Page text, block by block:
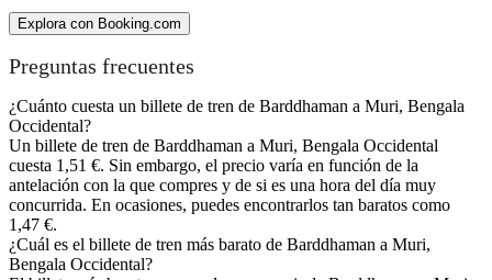
Explora con Booking.com
Preguntas frecuentes
¿Cuánto cuesta un billete de tren de Barddhaman a Muri, Bengala
Occidental?
Un billete de tren de Barddhaman a Muri, Bengala Occidental
cuesta 1,51 €. Sin embargo, el precio varía en función de la
antelación con la que compres y de si es una hora del día muy
concurrida. En ocasiones, puedes encontrarlos tan baratos como
1,47 €.
¿Cuál es el billete de tren más barato de Barddhaman a Muri,
Bengala Occidental?